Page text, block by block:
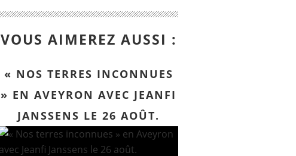
VOUS AIMEREZ AUSSI :
« NOS TERRES INCONNUES
» EN AVEYRON AVEC JEANFI
JANSSENS LE 26 AOÛT.